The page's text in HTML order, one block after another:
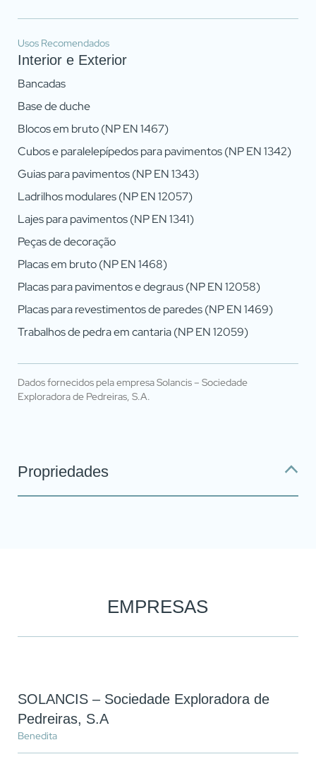
Atingiu o número máximo de
pedras do comparador!
Para ver e editar a sua seleção, aceda à página
VOLTAR
Usos Recomendados
Interior e Exterior
Bancadas
Base de duche
Blocos em bruto (NP EN 1467)
Cubos e paralelepípedos para pavimentos (NP EN 1342)
Guias para pavimentos (NP EN 1343)
Ladrilhos modulares (NP EN 12057)
Lajes para pavimentos (NP EN 1341)
Peças de decoração
Placas em bruto (NP EN 1468)
Placas para pavimentos e degraus (NP EN 12058)
Placas para revestimentos de paredes (NP EN 1469)
Trabalhos de pedra em cantaria (NP EN 12059)
Dados fornecidos pela empresa Solancis – Sociedade
Exploradora de Pedreiras, S.A.
Propriedades
EMPRESAS
SOLANCIS – Sociedade Exploradora de
Pedreiras, S.A
Benedita